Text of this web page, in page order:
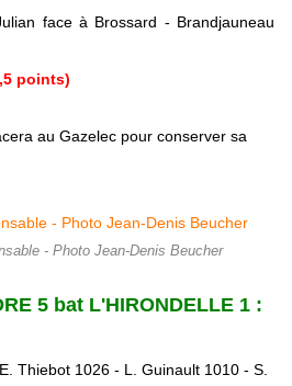
face à Brossard - Brandjauneau
points)
au Gazelec pour conserver sa
- Photo Jean-Denis Beucher
5 bat L'HIRONDELLE 1 :
E. Thiebot 1026 - L. Guinault 1010 - S.